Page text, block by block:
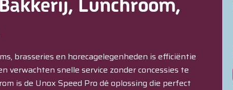
brasseries en horecagelegenheden is efficiëntie
verwachten snelle service zonder concessies te
is de Unox Speed Pro dé oplossing die perfect